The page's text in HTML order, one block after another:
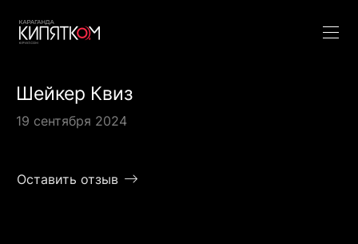
Шейкер Квиз
19 сентября 2024
Оставить отзыв